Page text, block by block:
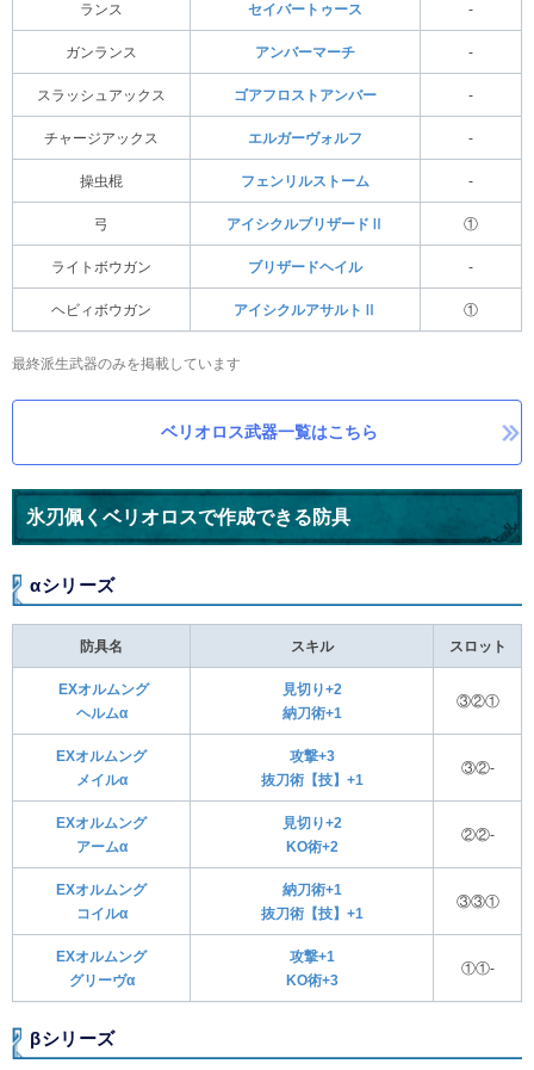
ランス セイバートゥース -
ガンランス アンバーマーチ -
スラッシュアックス ゴアフロストアンバー -
チャージアックス エルガーヴォルフ -
操虫棍 フェンリルストーム -
弓 アイシクルブリザードⅡ ①
ライトボウガン ブリザードヘイル -
ヘビィボウガン アイシクルアサルトⅡ ①
最終派生武器のみを掲載しています
ベリオロス武器一覧はこちら
氷刃佩くベリオロスで作成できる防具
αシリーズ
防具名 スキル スロット
EXオルムング
ヘルムα
見切り+2
納刀術+1
③②①
EXオルムング
メイルα
攻撃+3
抜刀術【技】+1
③②-
EXオルムング
アームα
見切り+2
KO術+2
②②-
EXオルムング
コイルα
納刀術+1
抜刀術【技】+1
③③①
EXオルムング
グリーヴα
攻撃+1
KO術+3
①①-
βシリーズ